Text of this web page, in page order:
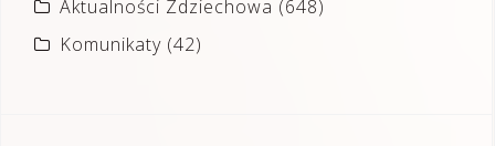
Aktualności Zdziechowa (648)
Komunikaty (42)